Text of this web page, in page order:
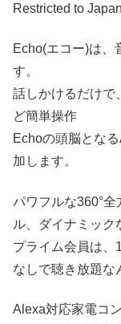
Restricted to
Echo(エコー)は、
す。
話しかけるだけで
ど簡単操作
Echoの頭脳とな
加します。
パワフルな360°
ル、ダイナミック
プライム会員は、
なしで聴き放題な
Alexa対応家電コ